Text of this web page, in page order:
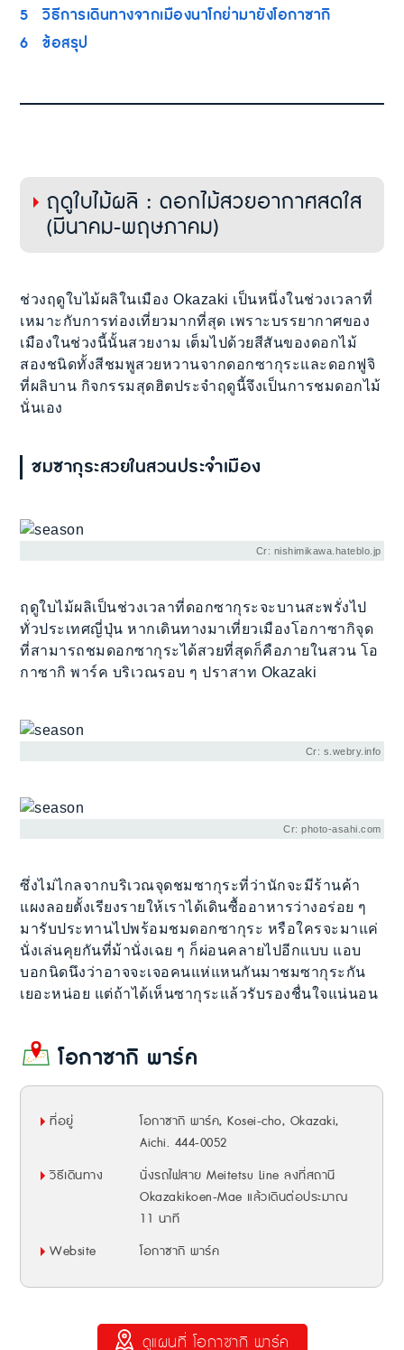
5 วิธีการเดินทางจากเมืองนาโกย่ามายังโอกาซากิ
6 ข้อสรุป
ฤดูใบไม้ผลิ : ดอกไม้สวยอากาศสดใส
(มีนาคม-พฤษภาคม)
ช่วงฤดูใบไม้ผลิในเมือง Okazaki เป็นหนึ่งในช่วงเวลาที่
เหมาะกับการท่องเที่ยวมากที่สุด เพราะบรรยากาศของ
เมืองในช่วงนี้นั้นสวยงาม เต็มไปด้วยสีสันของดอกไม้
สองชนิดทั้งสีชมพูสวยหวานจากดอกซากุระและดอกฟูจิ
ที่ผลิบาน กิจกรรมสุดฮิตประจำฤดูนี้จึงเป็นการชมดอกไม้
นั่นเอง
ชมซากุระสวยในสวนประจำเมือง
Cr: nishimikawa.hateblo.jp
ฤดูใบไม้ผลิเป็นช่วงเวลาที่ดอกซากุระจะบานสะพรั่งไป
ทั่วประเทศญี่ปุ่น หากเดินทางมาเที่ยวเมืองโอกาซากิจุด
ที่สามารถชมดอกซากุระได้สวยที่สุดก็คือภายในสวน โอ
กาซากิ พาร์ค บริเวณรอบ ๆ ปราสาท Okazaki
Cr: s.webry.info
Cr: photo-asahi.com
ซึ่งไม่ไกลจากบริเวณจุดชมซากุระที่ว่านักจะมีร้านค้า
แผงลอยตั้งเรียงรายให้เราได้เดินซื้ออาหารว่างอร่อย ๆ
มารับประทานไปพร้อมชมดอกซากุระ หรือใครจะมาแค่
นั่งเล่นคุยกันที่ม้านั่งเฉย ๆ ก็ผ่อนคลายไปอีกแบบ แอบ
บอกนิดนึงว่าอาจจะเจอคนแห่แหนกันมาชมซากุระกัน
เยอะหน่อย แต่ถ้าได้เห็นซากุระแล้วรับรองชื่นใจแน่นอน
โอกาซากิ พาร์ค
ที่อยู่
โอกาซากิ พาร์ค, Kosei-cho, Okazaki,
Aichi. 444-0052
วิธีเดินทาง
นั่งรถไฟสาย Meitetsu Line ลงที่สถานี
Okazakikoen-Mae แล้วเดินต่อประมาณ
11 นาที
Website
โอกาซากิ พาร์ค
ดูแผนที่ โอกาซากิ พาร์ค